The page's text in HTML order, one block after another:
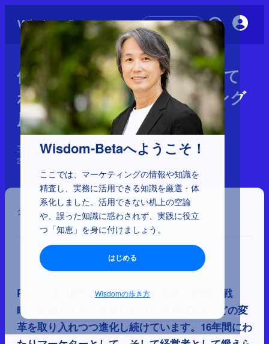
Wisdom-Betaへようこそ！
ここでは、マーケティングの情報や知識を
精査し、実務に活用できる知識を厳選・体
系化しました。活用できない机上の空論
や、誤った知識に惑わされず、実践に役立
つ「知恵」を身に付けましょう。
はじめる
Wisdomの歩き方
初めての方へ
保存版：P&Gで学び、実践して
わかった 最強のマーケティング
原理
マーケティングの実践 長文解説
2026年2月10日
シェア
P&Gの成功原則は、顧客中心の思想、明確な戦
略、組織と人材の育成にあり、AIやSDGsなどの変
革を取り入れつつ進化し続けています。16年間にわ